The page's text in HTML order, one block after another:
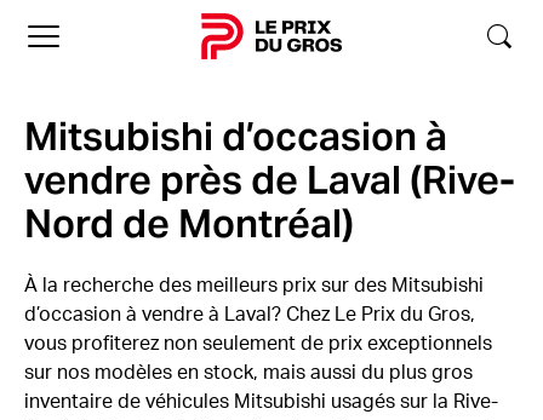
Accueil
Mitsubishi d’occasion à
vendre près de Laval (Rive-
Nord de Montréal)
À la recherche des meilleurs prix sur des Mitsubishi
d’occasion à vendre à Laval? Chez Le Prix du Gros,
vous profiterez non seulement de prix exceptionnels
sur nos modèles en stock, mais aussi du plus gros
inventaire de véhicules Mitsubishi usagés sur la Rive-